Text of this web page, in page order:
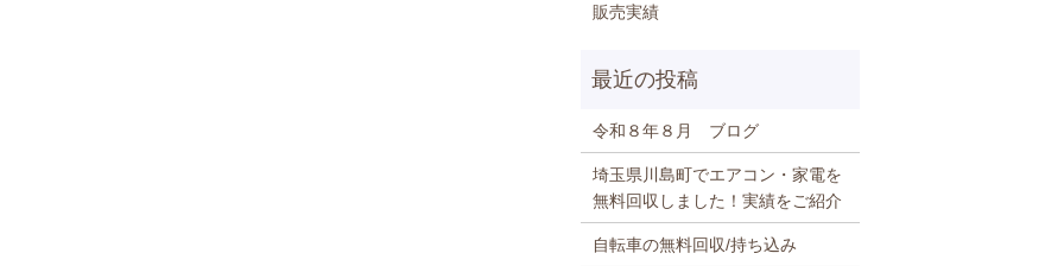
販売実績
令和８年８月 ブログ
埼玉県川島町でエアコン・家電を
無料回収しました！実績をご紹介
自転車の無料回収/持ち込み